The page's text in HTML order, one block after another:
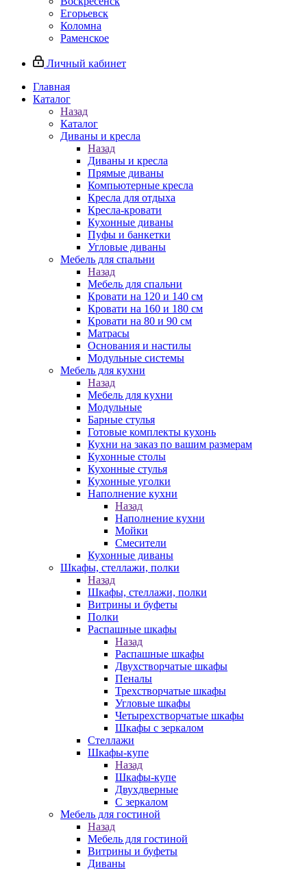
Егорьевск
Коломна
Раменское
Личный кабинет
Главная
Каталог
Назад
Каталог
Диваны и кресла
Назад
Диваны и кресла
Прямые диваны
Компьютерные кресла
Кресла для отдыха
Кресла-кровати
Кухонные диваны
Пуфы и банкетки
Угловые диваны
Мебель для спальни
Назад
Мебель для спальни
Кровати на 120 и 140 см
Кровати на 160 и 180 см
Кровати на 80 и 90 см
Матрасы
Основания и настилы
Модульные системы
Мебель для кухни
Назад
Мебель для кухни
Модульные
Барные стулья
Готовые комплекты кухонь
Кухни на заказ по вашим размерам
Кухонные столы
Кухонные стулья
Кухонные уголки
Наполнение кухни
Назад
Наполнение кухни
Мойки
Смесители
Кухонные диваны
Шкафы, стеллажи, полки
Назад
Шкафы, стеллажи, полки
Витрины и буфеты
Полки
Распашные шкафы
Назад
Распашные шкафы
Двухстворчатые шкафы
Пеналы
Трехстворчатые шкафы
Угловые шкафы
Четырехстворчатые шкафы
Шкафы с зеркалом
Стеллажи
Шкафы-купе
Назад
Шкафы-купе
Двухдверные
С зеркалом
Мебель для гостиной
Назад
Мебель для гостиной
Витрины и буфеты
Диваны